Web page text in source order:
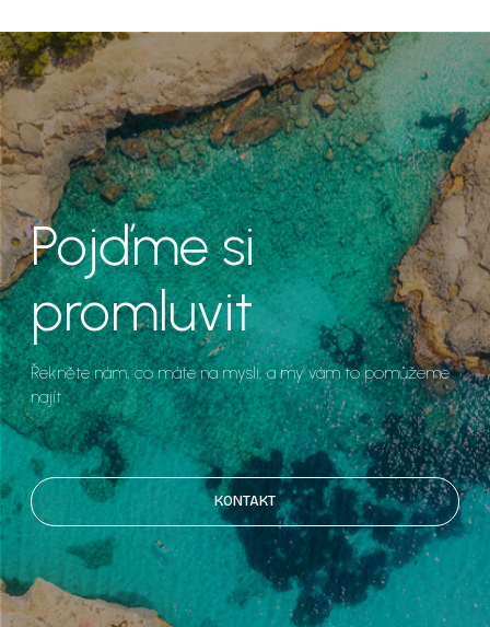
Pojďme si
promluvit
Řekněte nám, co máte na mysli, a my vám to pomůžeme
najít.
KONTAKT